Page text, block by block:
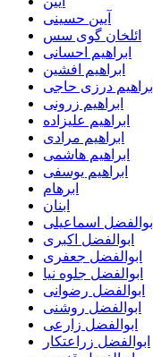
آیین حسینی
ائلخان گوی سس
ابراهیم احسانی
ابراهیم افشین
ابراهیم درزی حاجی
ابراهیم زرونی
ابراهیم علیزاده
ابراهیم مرادی
ابراهیم هاشمی
ابراهیم یوسفی
ابرهام
ابنان
ابوالفضل اسماعیلی
ابوالفضل اکبری
ابوالفضل جعفری
ابوالفضل جلوه نیا
ابوالفضل رضوانی
ابوالفضل روشنی
ابوالفضل زارعی
ابوالفضل زراعتکار